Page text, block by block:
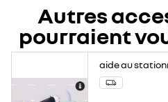
Autres
pourraient
aide au